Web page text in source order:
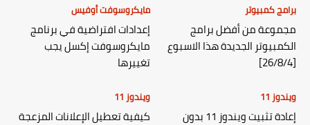
برامج كمبيوتر
مجموعة من أفضل برامج
الكمبيوتر الجديدة هذا الاسبوع
[26/8/4]
مايكروسوفت أوفيس
إعدادات افتراضية في برنامج
مايكروسوفت إكسل يجب
تغييرها
ويندوز 11
إعادة تثبيت ويندوز 11 بدون
ويندوز 11
كيفية تعطيل الإعلانات المزعجة